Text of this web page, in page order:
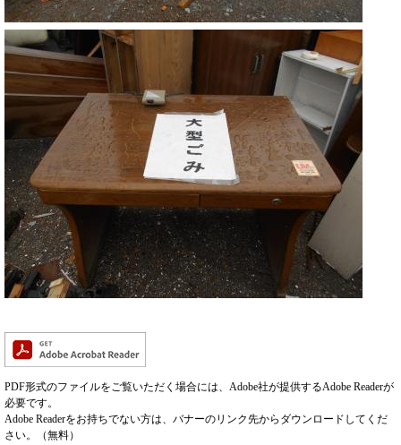
PDF形式のファイルをご覧いただく場合には、Adobe社が提供するAdobe Readerが
必要です。
Adobe Readerをお持ちでない方は、バナーのリンク先からダウンロードしてくだ
さい。（無料）